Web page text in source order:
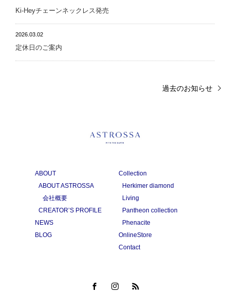
Ki-Heyチェーンネックレス発売
2026.03.02
定休日のご案内
過去のお知らせ
ABOUT
ABOUT ASTROSSA
会社概要
CREATOR’S PROFILE
NEWS
BLOG
Collection
Herkimer diamond
Living
Pantheon collection
Phenacite
OnlineStore
Contact